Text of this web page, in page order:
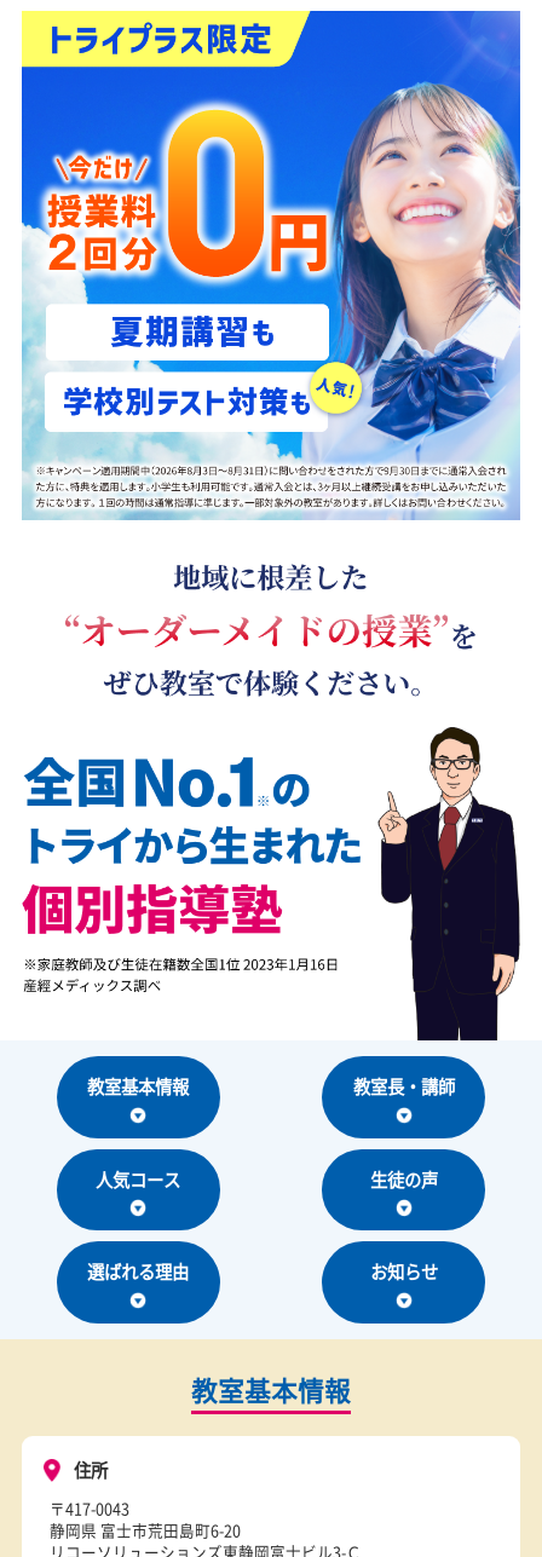
キャンペーン実施中！
教室基本情報 教室長・講師
人気コース 生徒の声
選ばれる理由